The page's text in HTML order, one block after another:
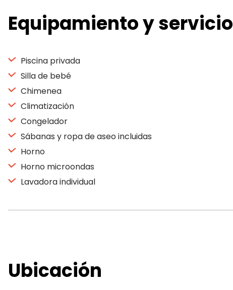
Equipamiento y servicio
Piscina privada
Silla de bebé
Chimenea
Climatización
Congelador
Sábanas y ropa de aseo incluidas
Horno
Horno microondas
Lavadora individual
Ubicación